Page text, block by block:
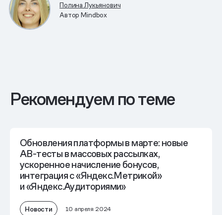
Полина Лукьянович
Автор Mindbox
Рекомендуем по теме
Обновления платформы в марте: новые
AB-тесты в массовых рассылках,
ускоренное начисление бонусов,
интеграция с «Яндекс.Метрикой»
и «Яндекс.Аудиториями»
Новости 10 апреля 2024